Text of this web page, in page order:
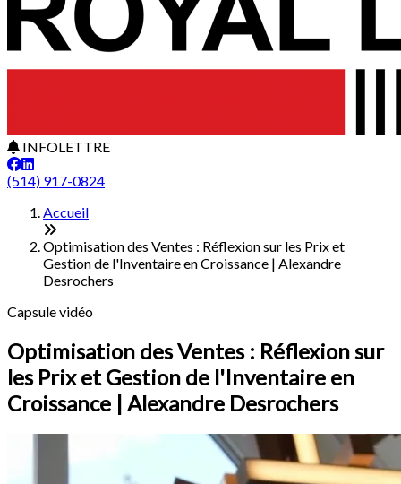
INFOLETTRE
(514) 917-0824
Accueil
Optimisation des Ventes : Réflexion sur les Prix et
Gestion de l'Inventaire en Croissance | Alexandre
Desrochers
Capsule vidéo
Optimisation des Ventes : Réflexion sur
les Prix et Gestion de l'Inventaire en
Croissance | Alexandre Desrochers